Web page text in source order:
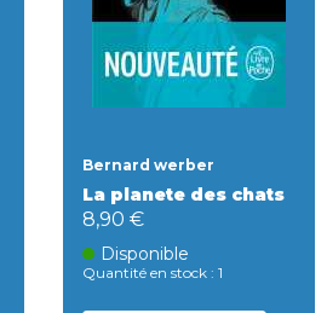
Bernard werber
La planete des chats
8,90 €
Disponible
Quantité en stock : 1